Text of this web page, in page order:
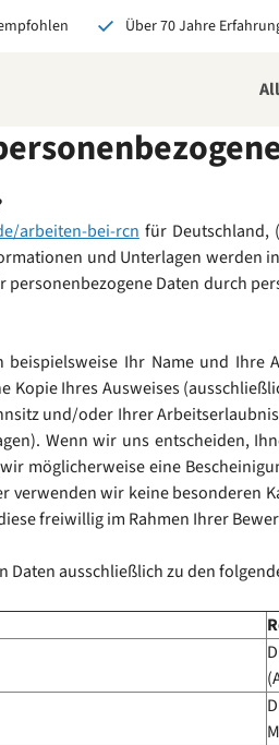
Über 70 Jahre
deine
ein und
vielleicht schon bald
arbeiten-bei-rcn für
und Unterlagen
personenbezogene Daten
beispielsweise Ihr Name und
Kopie Ihres Ausweises
und/oder Ihrer
Wenn wir uns entscheiden,
möglicherweise eine
verwenden wir keine besonderen
freiwillig im Rahmen Ihrer
Daten ausschließlich zu den